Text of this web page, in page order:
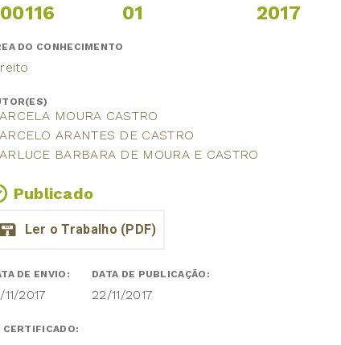
01 2017
DO CONHECIMENTO
MOURA CASTRO
ARANTES DE CASTRO
BARBARA DE MOURA E CASTRO
Publicado
DE ENVIO:
11/2017
DATA DE PUBLICAÇÃO:
22/11/2017
CERTIFICADO: